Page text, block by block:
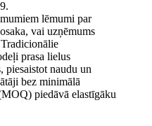
lēmumi par
vai uzņēmums
prasa lielus
piesaistot naudu un
bez minimālā
piedāvā elastīgāku